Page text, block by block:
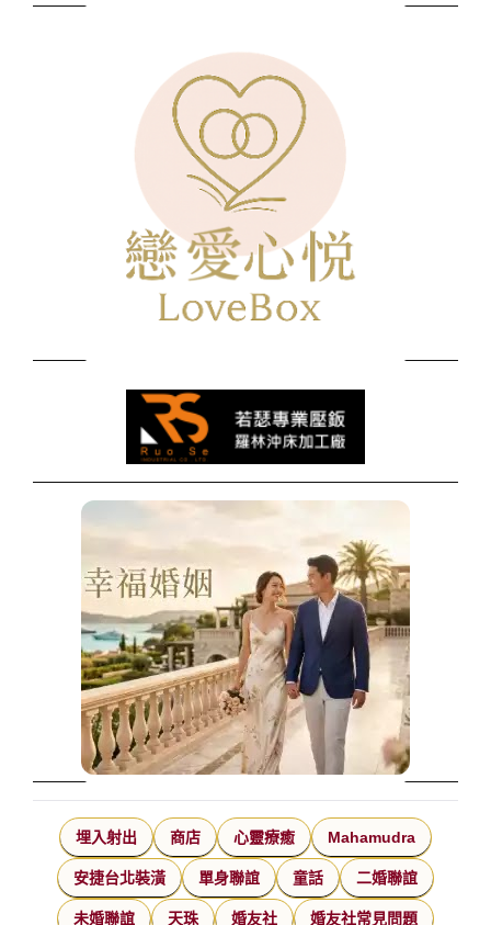
埋入射出 商店 心靈療癒 Mahamudra
安捷台北裝潢 單身聯誼 童話 二婚聯誼
未婚聯誼 天珠 婚友社 婚友社常見問題